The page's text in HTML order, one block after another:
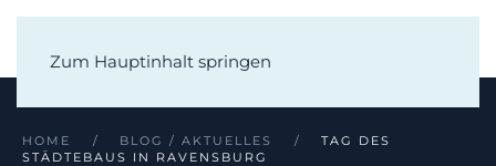
Zum Hauptinhalt springen
HOME BLOG / AKTUELLES
TAG DES
STÄDTEBAUS IN RAVENSBURG